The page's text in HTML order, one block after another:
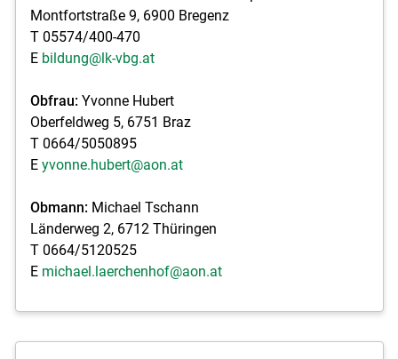
Montfortstraße 9, 6900 Bregenz
T 05574/400-470
E bildung@lk-vbg.at
Obfrau:Yvonne Hubert
Oberfeldweg 5, 6751 Braz
T 0664/5050895
E yvonne.hubert@aon.at
Obmann: Michael Tschann
Länderweg 2, 6712 Thüringen
T 0664/5120525
E michael.laerchenhof@aon.at